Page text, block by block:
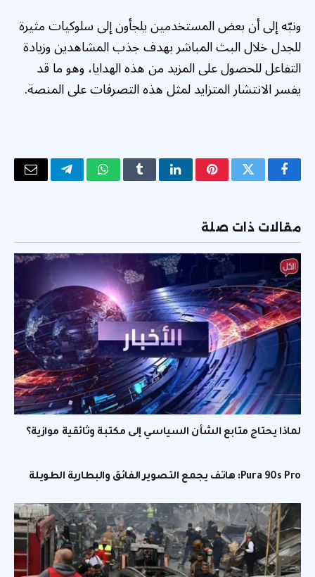
ونبّه إلى أن بعض المستخدمين يلجأون إلى سلوكيات مثيرة
للجدل خلال البث المباشر بهدف جذب المشاهدين وزيادة
التفاعل للحصول على المزيد من هذه الهدايا، وهو ما قد
يفسر الانتشار المتزايد لمثل هذه التصرفات على المنصة.
فيسبوكتويتر بينتيريستلينكدإنTumblrواتسابتيلقرامالبريد
مقالات ذات صلة
لماذا يحتاج متابع الشأن السياسي إلى مكتبة وثائقية موازية؟
Pura 90s Pro: هاتف يجمع التصوير الفائق والبطارية الطويلة